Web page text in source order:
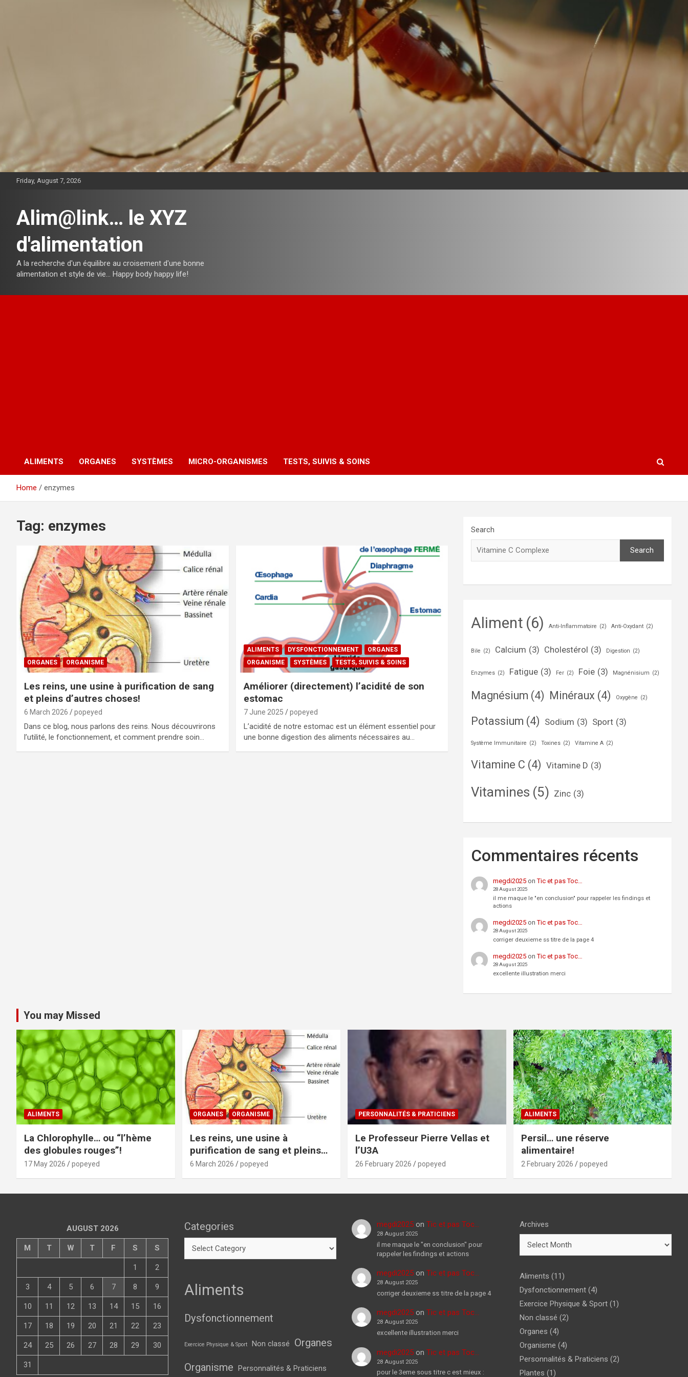
Friday, August 7, 2026
Alim@link… le XYZ
d'alimentation
A la recherche d'un équilibre au croisement d'une bonne
alimentation et style de vie… Happy body happy life!
ALIMENTS ORGANES SYSTÈMES MICRO-ORGANISMES TESTS, SUIVIS & SOINS
Home enzymes
Tag: enzymes
ORGANES ORGANISME
Les reins, une usine à purification de sang
et pleins d’autres choses!
6 March 2026 popeyed
Dans ce blog, nous parlons des reins. Nous découvrirons
l’utilité, le fonctionnement, et comment prendre soin…
ALIMENTS DYSFONCTIONNEMENT
ORGANES
ORGANISME
SYSTÈMES TESTS, SUIVIS & SOINS
Améliorer (directement) l’acidité de son
estomac
7 June 2025 popeyed
L’acidité de notre estomac est un élément essentiel pour
une bonne digestion des aliments nécessaires au…
Search
Search
Aliment (6) Anti-Inflammatoire (2) Anti-Oxydant (2)
Bile (2) Calcium (3) Cholestérol (3) Digestion (2)
Enzymes (2) Fatigue (3) Fer (2) Foie (3) Magnénisium (2)
Magnésium (4) Minéraux (4) Oxygène (2)
Potassium (4) Sodium (3) Sport (3)
Système Immunitaire (2) Toxines (2) Vitamine A (2)
Vitamine C (4) Vitamine D (3)
Vitamines (5) Zinc (3)
Commentaires récents
megdi2025onTic et pas Toc…
28 August 2025
il me maque le "en conclusion" pour rappeler les findings et
actions
megdi2025onTic et pas Toc…
28 August 2025
corriger deuxieme ss titre de la page 4
megdi2025onTic et pas Toc…
28 August 2025
excellente illustration merci
You may Missed
ALIMENTS
La Chlorophylle… ou “l’hème
des globules rouges”!
17 May 2026 popeyed
ORGANES ORGANISME
Les reins, une usine à
purification de sang et pleins
d’autres choses!
6 March 2026 popeyed
PERSONNALITÉS & PRATICIENS
Le Professeur Pierre Vellas et
l’U3A
26 February 2026 popeyed
ALIMENTS
Persil… une réserve
alimentaire!
2 February 2026 popeyed
AUGUST 2026
M T W T F S S
1 2
3 4 5 6 7 8 9
10 11 12 13 14 15 16
17 18 19 20 21 22 23
24 25 26 27 28 29 30
31
Categories
Aliments
Dysfonctionnement
Exercice Physique & Sport Non classé
Organes
Organisme Personnalités & Praticiens
megdi2025on Tic et pas Toc…
28 August 2025
il me maque le "en conclusion" pour
rappeler les findings et actions
megdi2025on Tic et pas Toc…
28 August 2025
corriger deuxieme ss titre de la page 4
megdi2025on Tic et pas Toc…
28 August 2025
excellente illustration merci
megdi2025on Tic et pas Toc…
28 August 2025
pour le 3eme sous titre c est mieux :
Archives
Aliments (11)
Dysfonctionnement(4)
Exercice Physique & Sport(1)
Non classé (2)
Organes (4)
Organisme (4)
Personnalités & Praticiens (2)
Plantes (1)